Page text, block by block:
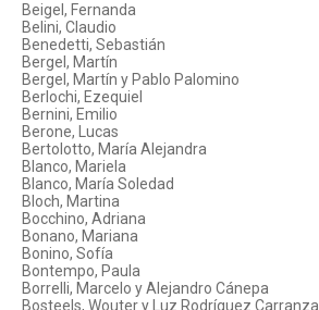
Beigel, Fernanda
Belini, Claudio
Benedetti, Sebastián
Bergel, Martín
Bergel, Martín y Pablo Palomino
Berlochi, Ezequiel
Bernini, Emilio
Berone, Lucas
Bertolotto, María Alejandra
Blanco, Mariela
Blanco, María Soledad
Bloch, Martina
Bocchino, Adriana
Bonano, Mariana
Bonino, Sofía
Bontempo, Paula
Borrelli, Marcelo y Alejandro Cánepa
Bosteels, Wouter y Luz Rodríguez Carranza